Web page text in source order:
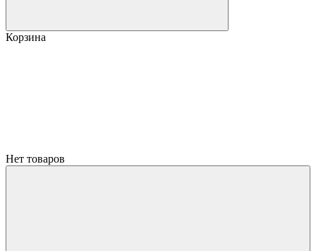
Корзина
Нет товаров